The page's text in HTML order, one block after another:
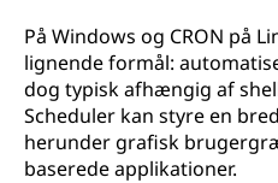
På Windows og CRON på
lignende formål:
dog typisk afhængig af
Scheduler kan styre en
herunder grafisk
baserede applikationer.